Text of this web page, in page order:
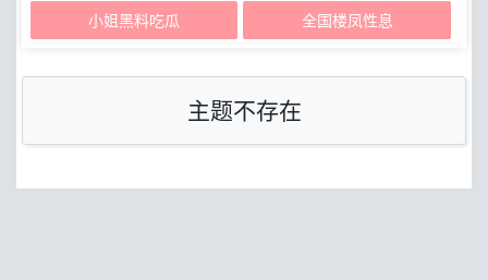
小姐黑料吃瓜 全国楼凤性息
主题不存在